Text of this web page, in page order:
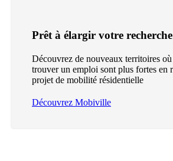
Prêt à élargir votre
Découvrez de nouveaux territoires où
trouver un emploi sont plus fortes en
projet de mobilité résidentielle
Découvrez Mobiville